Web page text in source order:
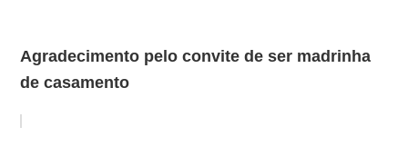
Agradecimento pelo convite de ser madrinha
de casamento